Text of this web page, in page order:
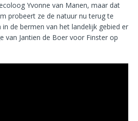
Yvonne van Manen, maar dat
probeert ze de natuur nu terug te
de bermen van het landelijk gebied er
van Jantien de Boer voor Finster op